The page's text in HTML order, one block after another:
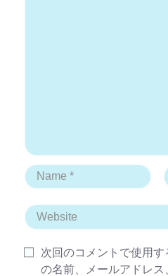
次回のコメントで使用
の名前、メールアドレス